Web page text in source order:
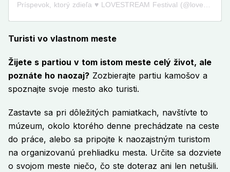
Príspevok, ktorý zdieľa ♥️ LOVESTREAM Festival (@lovestreamfestival)
Turisti vo vlastnom meste
Žijete s partiou v tom istom meste celý život, ale
poznáte ho naozaj? Zozbierajte partiu kamošov a
spoznajte svoje mesto ako turisti.
Zastavte sa pri dôležitých pamiatkach, navštívte to
múzeum, okolo ktorého denne prechádzate na ceste
do práce, alebo sa pripojte k naozajstným turistom
na organizovanú prehliadku mesta. Určite sa dozviete
o svojom meste niečo, čo ste doteraz ani len netušili.